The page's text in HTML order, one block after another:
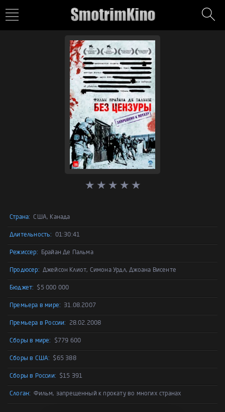
Страна: США, Канада
Длительность: 01:30:41
Режиссер: Брайан Де Пальма
Продюсер: Джейсон Клиот, Симона Урдл, Джоана Висенте
Бюджет: $5 000 000
Премьера в мире: 31.08.2007
Премьера в России: 28.02.2008
Сборы в мире: $779 600
Сборы в США: $65 388
Сборы в России: $15 391
Слоган: Фильм, запрещенный к прокату во многих странах